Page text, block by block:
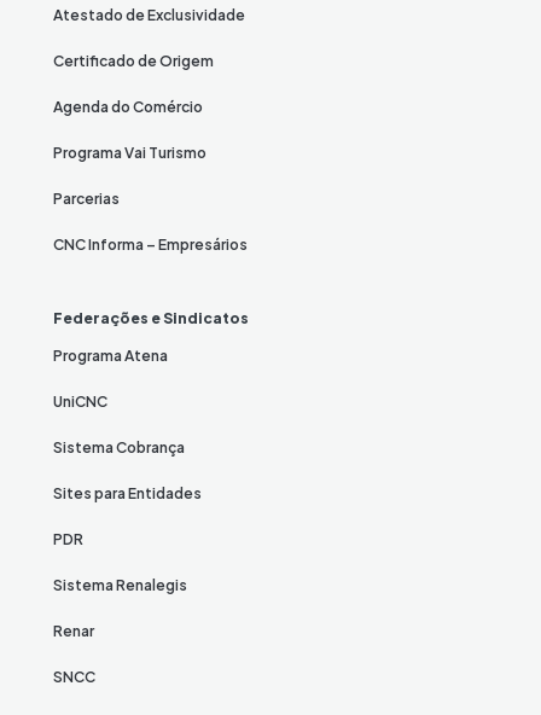
Atestado de Exclusividade
Certificado de Origem
Agenda do Comércio
Programa Vai Turismo
Parcerias
CNC Informa – Empresários
Federações e Sindicatos
Programa Atena
UniCNC
Sistema Cobrança
Sites para Entidades
PDR
Sistema Renalegis
Renar
SNCC